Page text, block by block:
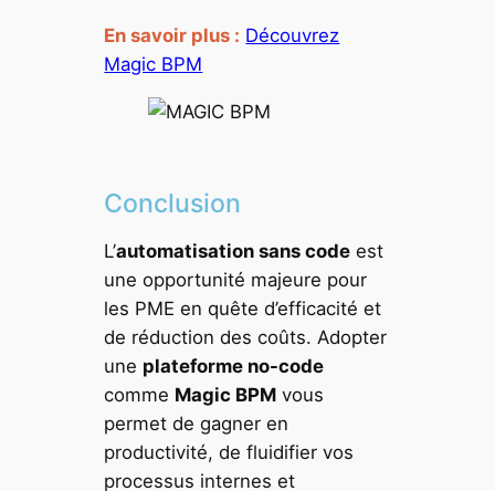
En savoir plus : Découvrez
Magic BPM
Conclusion
L’automatisation sans code est
une opportunité majeure pour
les PME en quête d’efficacité et
de réduction des coûts. Adopter
une plateforme no-code
comme Magic BPM vous
permet de gagner en
productivité, de fluidifier vos
processus internes et